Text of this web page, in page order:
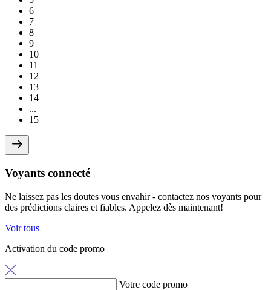
6
7
8
9
10
11
12
13
14
...
15
Voyants connecté
Ne laissez pas les doutes vous envahir - contactez nos voyants pour
des prédictions claires et fiables. Appelez dès maintenant!
Voir tous
Activation du code promo
Votre code promo